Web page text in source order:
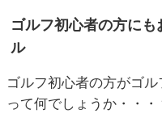
ゴルフ初心者の方にも
ル
ゴルフ初心者の方がゴ
って何でしょうか・・・